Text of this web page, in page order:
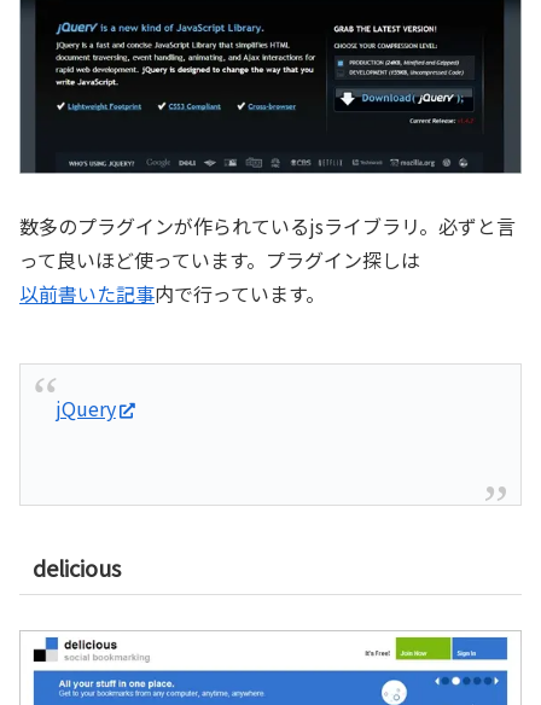
数多のプラグインが作られているjsライブラリ。必ずと言
って良いほど使っています。プラグイン探しは
以前書いた記事内で行っています。
jQuery
delicious